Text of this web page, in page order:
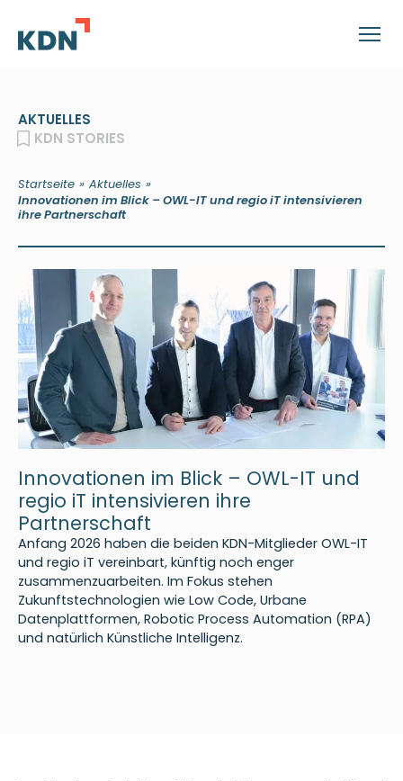
AKTUELLES
KDN STORIES
Startseite » Aktuelles »
Innovationen im Blick – OWL-IT und regio iT intensivieren
ihre Partnerschaft
Innovationen im Blick – OWL-IT und
regio iT intensivieren ihre
Partnerschaft
Anfang 2026 haben die beiden KDN-Mitglieder OWL-IT
und regio iT vereinbart, künftig noch enger
zusammenzuarbeiten. Im Fokus stehen
Zukunftstechnologien wie Low Code, Urbane
Datenplattformen, Robotic Process Automation (RPA)
und natürlich Künstliche Intelligenz.